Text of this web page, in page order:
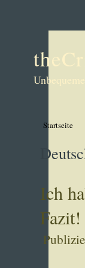
Startseite
Ich
Fazit!